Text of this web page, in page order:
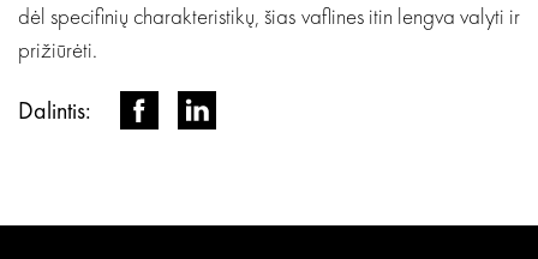
dėl specifinių charakteristikų, šias vaflines itin lengva valyti ir
prižiūrėti.
Dalintis: